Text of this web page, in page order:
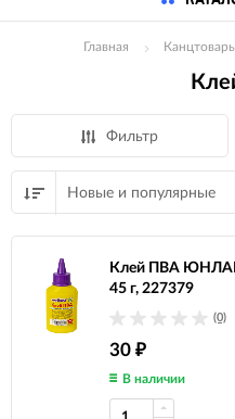
Главная
Фильтр
Новые и популярные
Клей ПВА
45 г, 227379
(0)
30 ₽
В наличии